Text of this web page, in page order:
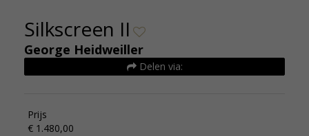
Silkscreen II
George Heidweiller
Delen via:
Prijs
€ 1.480,00